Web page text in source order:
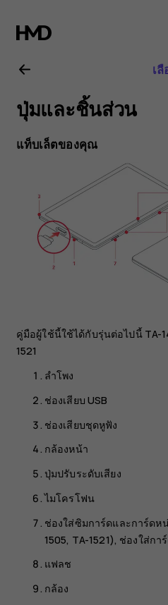
คู่มือ
ผู้
ใช้
Nokia
เ
ปุ่มและชิ้นส่วน
แท็บเล็ตของคุณ
คู่มือผู้ใช้นี้ใช้ได้กับรุ่นต่อไปนี้ TA-
1521
ลำโพง
ช่องเสียบ USB
ช่องเสียบชุดหูฟัง
กล้องหน้า
ปุ่มปรับระดับเสียง
ไมโครโฟน
ช่องใส่ซิมการ์ดและการ์ดห
1505, TA-1521), ช่องใส่ก
แฟลช
กล้อง